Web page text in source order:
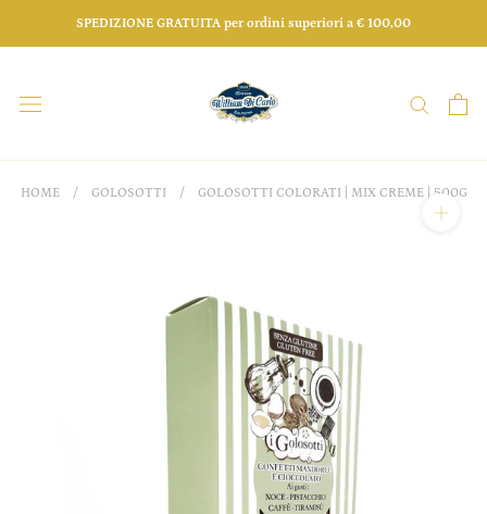
SPEDIZIONE GRATUITA per ordini superiori a € 100,00
HOME / GOLOSOTTI / GOLOSOTTI COLORATI | MIX CREME | 500G